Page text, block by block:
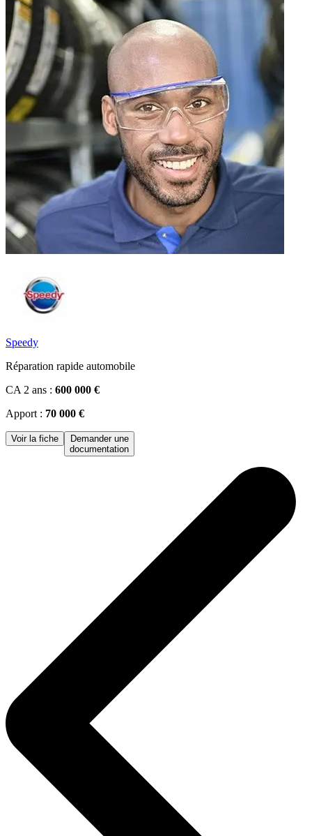
Speedy
Réparation rapide automobile
CA 2 ans : 600 000 €
Apport : 70 000 €
Voir la fiche
Demander une
documentation